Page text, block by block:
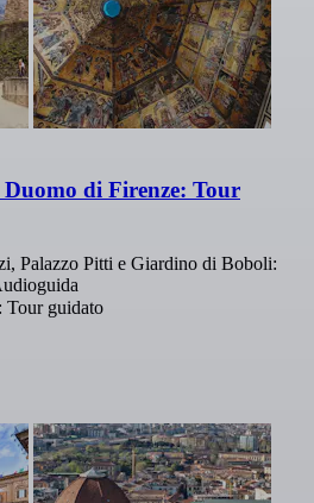
di Firenze: Tour
Palazzo Pitti e Giardino di Boboli:
Tour guidato